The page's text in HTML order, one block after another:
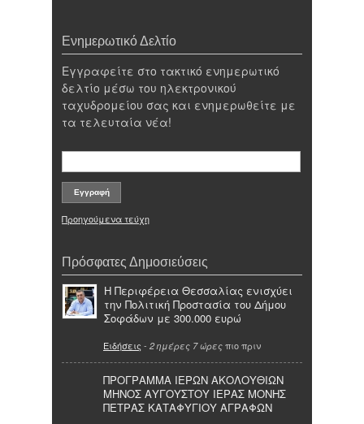
Ενημερωτικό Δελτίο
Εγγραφείτε στο τακτικό ενημερωτικό
δελτίο μέσω του ηλεκτρονικού
ταχυδρομείου σας και ενημερωθείτε με
τα τελευταία νέα!
Προηγούμενα τεύχη
Πρόσφατες Δημοσιεύσεις
Η Περιφέρεια Θεσσαλίας ενισχύει
την Πολιτική Προστασία του Δήμου
Σοφάδων με 300.000 ευρώ
Ειδήσεις - 2 ημέρες 7 ώρες πιο πριν
ΠΡΟΓΡΑΜΜΑ ΙΕΡΩΝ ΑΚΟΛΟΥΘΙΩΝ
ΜΗΝΟΣ ΑΥΓΟΥΣΤΟΥ ΙΕΡΑΣ ΜΟΝΗΣ
ΠΕΤΡΑΣ ΚΑΤΑΦΥΓΙΟΥ ΑΓΡΑΦΩΝ